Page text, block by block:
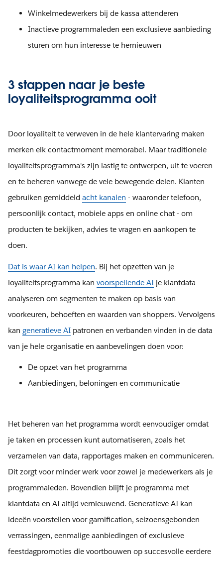
Winkelmedewerkers bij de kassa attenderen
Inactieve programmaleden een exclusieve aanbieding
sturen om hun interesse te hernieuwen
3 stappen naar je beste
loyaliteitsprogramma ooit
Door loyaliteit te verweven in de hele klantervaring maken
merken elk contactmoment memorabel. Maar traditionele
loyaliteitsprogramma's zijn lastig te ontwerpen, uit te voeren
en te beheren vanwege de vele bewegende delen. Klanten
gebruiken gemiddeld acht kanalen - waaronder telefoon,
persoonlijk contact, mobiele apps en online chat - om
producten te bekijken, advies te vragen en aankopen te
doen.
Dat is waar AI kan helpen. Bij het opzetten van je
loyaliteitsprogramma kan voorspellende AI je klantdata
analyseren om segmenten te maken op basis van
voorkeuren, behoeften en waarden van shoppers. Vervolgens
kan generatieve AI patronen en verbanden vinden in de data
van je hele organisatie en aanbevelingen doen voor:
De opzet van het programma
Aanbiedingen, beloningen en communicatie
Het beheren van het programma wordt eenvoudiger omdat
je taken en processen kunt automatiseren, zoals het
verzamelen van data, rapportages maken en communiceren.
Dit zorgt voor minder werk voor zowel je medewerkers als je
programmaleden. Bovendien blijft je programma met
klantdata en AI altijd vernieuwend. Generatieve AI kan
ideeën voorstellen voor gamification, seizoensgebonden
verrassingen, eenmalige aanbiedingen of exclusieve
feestdagpromoties die voortbouwen op succesvolle eerdere